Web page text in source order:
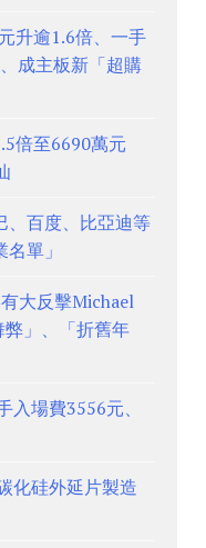
升逾1.6倍、一手
成主板新「超購
倍至6690萬元
、百度、比亞迪等
單」
大反擊Michael
」、「折舊年
場費3556元、
化硅外延片製造